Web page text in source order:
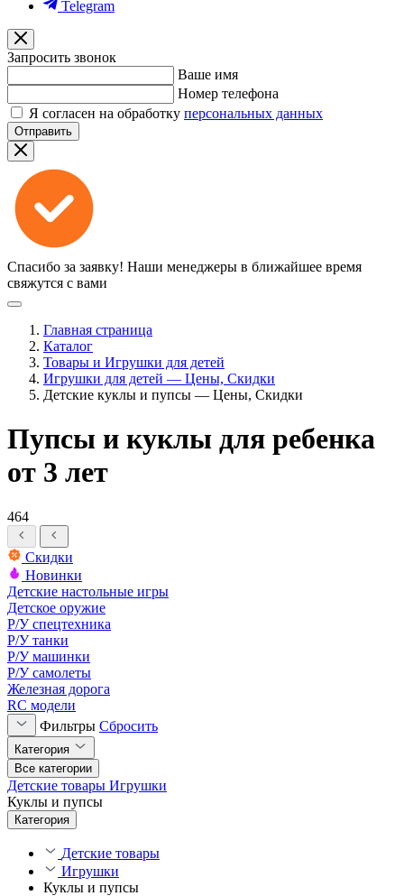
Telegram
Запросить звонок
Ваше имя
Номер телефона
Я согласен на обработку персональных данных
Отправить
Спасибо за заявку! Наши менеджеры в ближайшее время
свяжутся с вами
Главная страница
Каталог
Товары и Игрушки для детей
Игрушки для детей — Цены, Скидки
Детские куклы и пупсы — Цены, Скидки
Пупсы и куклы для ребенка
от 3 лет
464
Скидки
Новинки
Детские настольные игры
Детское оружие
Р/У спецтехника
Р/У танки
Р/У машинки
Р/У самолеты
Железная дорога
RC модели
Фильтры Сбросить
Категория
Все категории
Детские товары Игрушки
Куклы и пупсы
Категория
Детские товары
Игрушки
Куклы и пупсы